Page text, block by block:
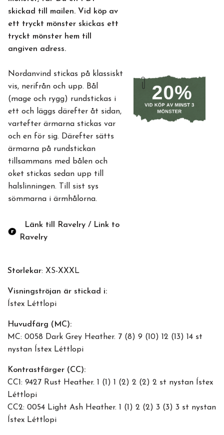
skickad till mailen. Vid köp av
ett tryckt mönster skickas ett
tryckt mönster hem till
angiven adress.
Nordanvind stickas på klassiskt
vis, nerifrån och upp. Bål
(mage och rygg) rundstickas i
ett och läggs därefter åt sidan,
vartefter ärmarna stickas var
och en för sig. Därefter sätts
ärmarna på rundstickan
tillsammans med bålen och
oket stickas sedan upp till
halslinningen. Till sist sys
sömmarna i ärmhålorna.
Länk till Ravelry / Link to
Ravelry
Storlekar: XS-XXXL
Visningströjan är stickad i:
Ístex Léttlopi
Huvudfärg (MC):
MC: 0058 Dark Grey Heather. 7 (8) 9 (10) 12 (13) 14 st
nystan Ístex Léttlopi
Kontrastfärger (CC):
CC1: 9427 Rust Heather. 1 (1) 1 (2) 2 (2) 2 st nystan Ístex
Léttlopi
CC2: 0054 Light Ash Heather. 1 (1) 2 (2) 3 (3) 3 st nystan
Ístex Léttlopi